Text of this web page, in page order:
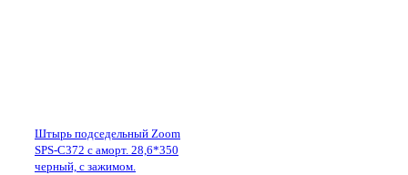
Штырь подседельный Zoom
SPS-C372 с аморт. 28,6*350
черный, с зажимом.